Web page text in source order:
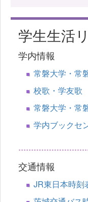
学生生活
学内情報
常磐大学・常
校歌・学友歌
常磐大学・常
学内ブックセ
交通情報
JR東日本時刻